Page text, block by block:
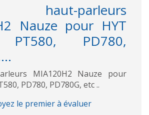
haut-parleurs
Nauze pour HYT
PT580, PD780,
MIA120H2 Nauze pour
PD780, PD780G, etc ..
le premier à évaluer